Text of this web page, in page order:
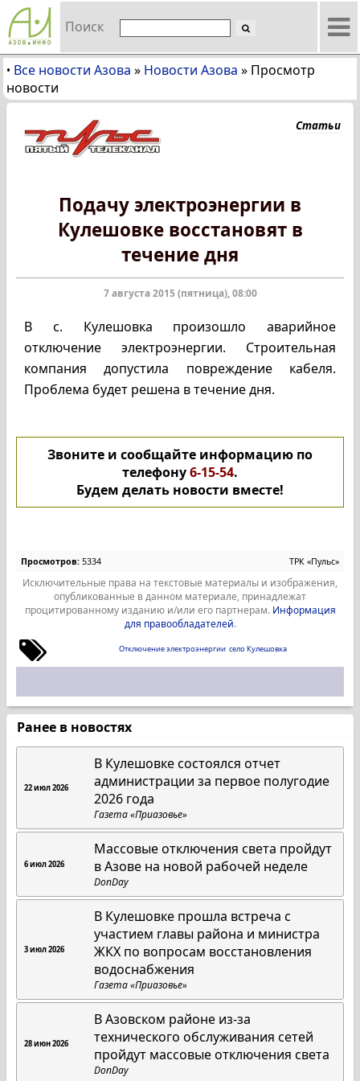
Поиск
• Все новости Азова » Новости Азова » Просмотр
новости
Статьи
Подачу электроэнергии в
Кулешовке восстановят в
течение дня
7 августа 2015 (пятница), 08:00
В с. Кулешовка произошло аварийное
отключение электроэнергии. Строительная
компания допустила повреждение кабеля.
Проблема будет решена в течение дня.
Звоните и сообщайте информацию по
телефону6-15-54.
Будем делать новости вместе!
Просмотров: 5334 ТРК «Пульс»
Исключительные права на текстовые материалы и изображения,
опубликованные в данном материале, принадлежат
процитированному изданию и/или его партнерам. Информация
для правообладателей.
Отключение электроэнергии село Кулешовка
Ранее в новостях
22 июл 2026
В Кулешовке состоялся отчет
администрации за первое полугодие
2026 года
Газета «Приазовье»
6 июл 2026
Массовые отключения света пройдут
в Азове на новой рабочей неделе
DonDay
3 июл 2026
В Кулешовке прошла встреча с
участием главы района и министра
ЖКХ по вопросам восстановления
водоснабжения
Газета «Приазовье»
28 июн 2026
В Азовском районе из-за
технического обслуживания сетей
пройдут массовые отключения света
DonDay